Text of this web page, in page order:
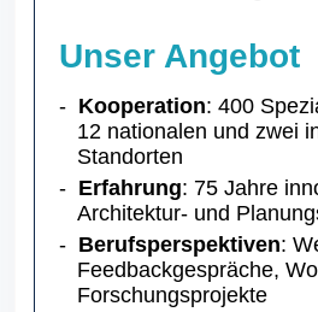
Unser Angebot
Kooperation: 400
12 nationalen und zwei
Standorten
Erfahrung: 75 Jahre
Architektur- und
Berufsperspektiven:
Feedbackgespräche,
Forschungsprojekte